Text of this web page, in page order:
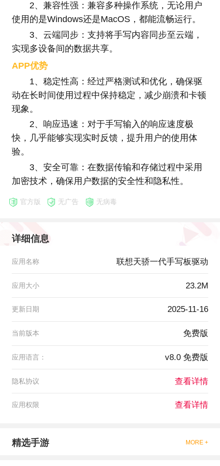
2、兼容性强：兼容多种操作系统，无论用户
使用的是Windows还是MacOS，都能流畅运行。
3、云端同步：支持将手写内容同步至云端，
实现多设备间的数据共享。
APP优势
1、稳定性高：经过严格测试和优化，确保驱
动在长时间使用过程中保持稳定，减少崩溃和卡顿
现象。
2、响应迅速：对于手写输入的响应速度极
快，几乎能够实现实时反馈，提升用户的使用体
验。
3、安全可靠：在数据传输和存储过程中采用
加密技术，确保用户数据的安全性和隐私性。
官方版 无广告 无病毒
详细信息
应用名称 联想天骄一代手写板驱动
应用大小 23.2M
更新日期 2025-11-16
当前版本 免费版
应用语言： v8.0 免费版
隐私协议 查看详情
应用权限 查看详情
精选手游 MORE +